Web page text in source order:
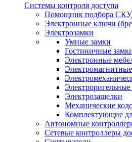
Системы контроля доступа
Помощник подбора
Электронные ключи
Электрозамки
Умные замки
Гостиничные
Электронные
Электроригельные
Электрозащелки
Механические
Комплектующие
Автономные
Сетевые контроллеры